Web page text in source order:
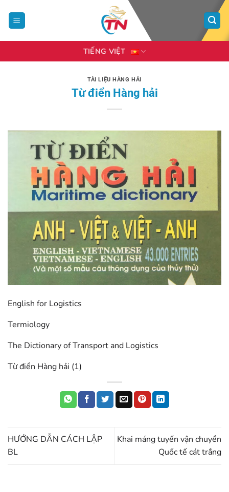
nội
dung
TIẾNG VIỆT
TÀI LIỆU HÀNG HẢI
Từ điển Hàng hải
English for Logistics
Termiology
The Dictionary of Transport and Logistics
Từ điển Hàng hải (1)
HƯỚNG DẪN CÁCH LẬP
BL
Khai máng tuyến vận chuyển
Quốc tế cát trắng